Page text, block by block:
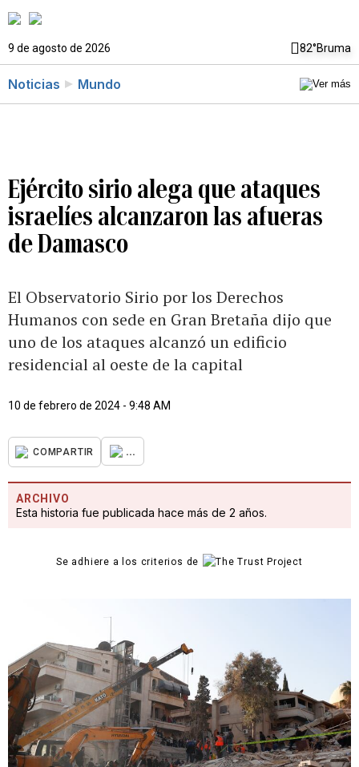
9 de agosto de 2026 82°Bruma
Noticias Mundo
Ejército sirio alega que ataques
israelíes alcanzaron las afueras
de Damasco
El Observatorio Sirio por los Derechos
Humanos con sede en Gran Bretaña dijo que
uno de los ataques alcanzó un edificio
residencial al oeste de la capital
10 de febrero de 2024 - 9:48 AM
COMPARTIR ...
ARCHIVO
Esta historia fue publicada hace más de 2 años.
Se adhiere a los criterios de